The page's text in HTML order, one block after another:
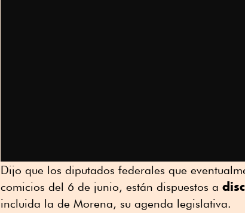
Dijo que los diputados federales que
comicios del 6 de junio, están dispuestos a
incluida la de Morena, su agenda legislativa.